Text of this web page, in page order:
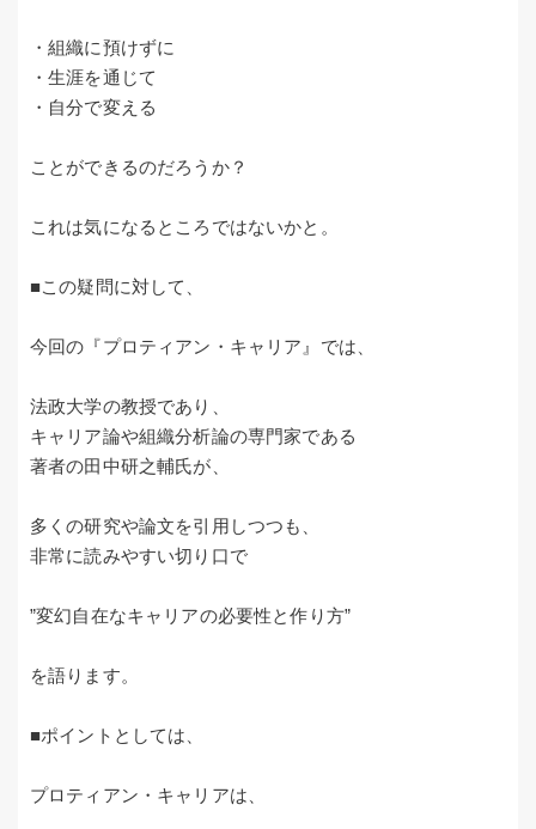
・組織に預けずに
・生涯を通じて
・自分で変える
ことができるのだろうか？
これは気になるところではないかと。
■この疑問に対して、
今回の『プロティアン・キャリア』では、
法政大学の教授であり、
キャリア論や組織分析論の専門家である
著者の田中研之輔氏が、
多くの研究や論文を引用しつつも、
非常に読みやすい切り口で
”変幻自在なキャリアの必要性と作り方”
を語ります。
■ポイントとしては、
プロティアン・キャリアは、